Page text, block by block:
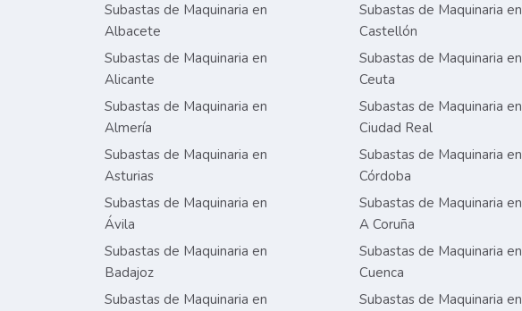
Subastas de Maquinaria en
Albacete
Subastas de Maquinaria en
Alicante
Subastas de Maquinaria en
Almería
Subastas de Maquinaria en
Asturias
Subastas de Maquinaria en
Ávila
Subastas de Maquinaria en
Badajoz
Subastas de Maquinaria en
Subastas de Maquinaria en
Castellón
Subastas de Maquinaria en
Ceuta
Subastas de Maquinaria en
Ciudad Real
Subastas de Maquinaria en
Córdoba
Subastas de Maquinaria en
A Coruña
Subastas de Maquinaria en
Cuenca
Subastas de Maquinaria en